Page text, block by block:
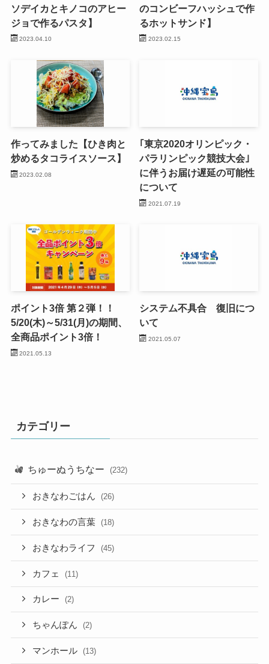
ソデイカとキノコのアヒー
ジョで作るパスタ】
2023.04.10
のコンビーフハッシュで作
るホットサンド】
2023.02.15
作ってみました【ひき肉と
炒めるタコライスソース】
2023.02.08
｢東京2020オリンピック・
パラリンピック競技大会｣
に伴うお届け遅延の可能性
について
2021.07.19
ポイント3倍 第２弾！！
5/20(木)～5/31(月)の期間、
全商品ポイント3倍！
2021.05.13
システム不具合 復旧につ
いて
2021.05.07
カテゴリー
ちゅーぬうちなー (232)
おきなわごはん (26)
おきなわの言葉 (18)
おきなわライフ (45)
カフェ (11)
カレー (2)
ちゃんぽん (2)
マンホール (13)